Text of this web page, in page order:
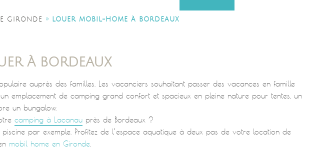
GIRONDE » LOUER MOBIL-HOME À BORDEAUX
À BORDEAUX
auprès des familles. Les vacanciers souhaitant passer des vacances en famille
emplacement de camping grand confort et spacieux en pleine nature pour tentes, un
un bungalow.
camping à Lacanauprès de Bordeaux ?
par exemple. Profitez de l’espace aquatique à deux pas de votre location de
mobil home en Gironde.